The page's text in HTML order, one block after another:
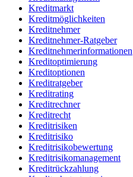
Kreditmarkt
Kreditmöglichkeiten
Kreditnehmer
Kreditnehmer-Ratgeber
Kreditnehmerinformationen
Kreditoptimierung
Kreditoptionen
Kreditratgeber
Kreditrating
Kreditrechner
Kreditrecht
Kreditrisiken
Kreditrisiko
Kreditrisikobewertung
Kreditrisikomanagement
Kreditrückzahlung